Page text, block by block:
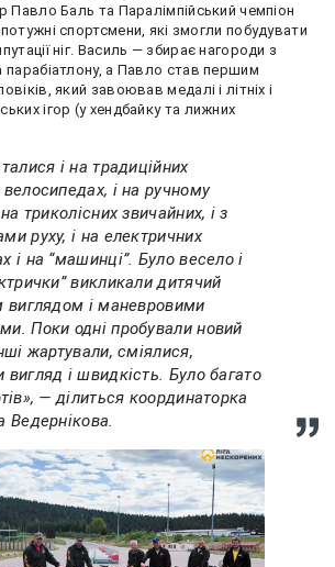
Павло Баль та Паралімпійський чемпіон
спортсмени, які змогли побудувати
ніг. Василь — збирає нагороди з
парабіатлону, а Павло став першим
який завоював медалі і літніх і
ігор (у хендбайку та лижних
і на традиційних
велосипедах, і на ручному
триколісних звичайних, і з
руху, і на електричних
і на “машинці”. Було весело і
викликали дитячий
виглядом і маневровими
Поки одні пробували новий
жартували, сміялися,
вигляд і швидкість. Було багато
— ділиться координаторка
Ведернікова.